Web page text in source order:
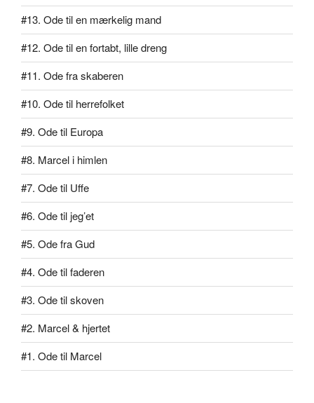
#13. Ode til en mærkelig mand
#12. Ode til en fortabt, lille dreng
#11. Ode fra skaberen
#10. Ode til herrefolket
#9. Ode til Europa
#8. Marcel i himlen
#7. Ode til Uffe
#6. Ode til jeg’et
#5. Ode fra Gud
#4. Ode til faderen
#3. Ode til skoven
#2. Marcel & hjertet
#1. Ode til Marcel